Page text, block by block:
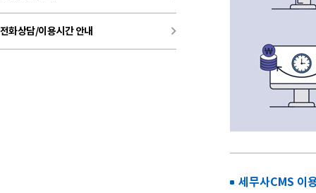
전화상담/이용시간 안내 keyboard_arrow_right
세무사CMS 이